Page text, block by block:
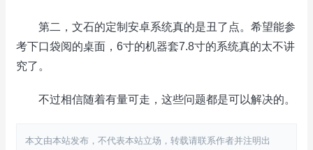
第二，文石的定制安卓系统真的是丑了点。希望能参
考下口袋阅的桌面，6寸的机器套7.8寸的系统真的太不讲
究了。
不过相信随着有量可走，这些问题都是可以解决的。
本文由本站发布，不代表本站立场，转载请联系作者并注明出